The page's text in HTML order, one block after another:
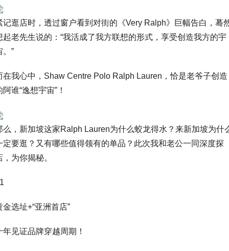
记逛店时，透过窗户看到对街的《Very Ralph》巨幅告白，蓦
起老先生说的：“我活成了我方联想的形式，享受创造我方的宇
。”
在我心中，Shaw Centre Polo Ralph Lauren，恰是老爷子创造
阿谁“逸想宇宙”！
么，新加坡这家Ralph Lauren为什么蛟龙得水？来新加坡为什
定要逛？又有哪些值得领有的单品？此次我和老公一同深度探
，为你揭秘。
金选址+“亚洲首店”
年见证品牌穿越周期！